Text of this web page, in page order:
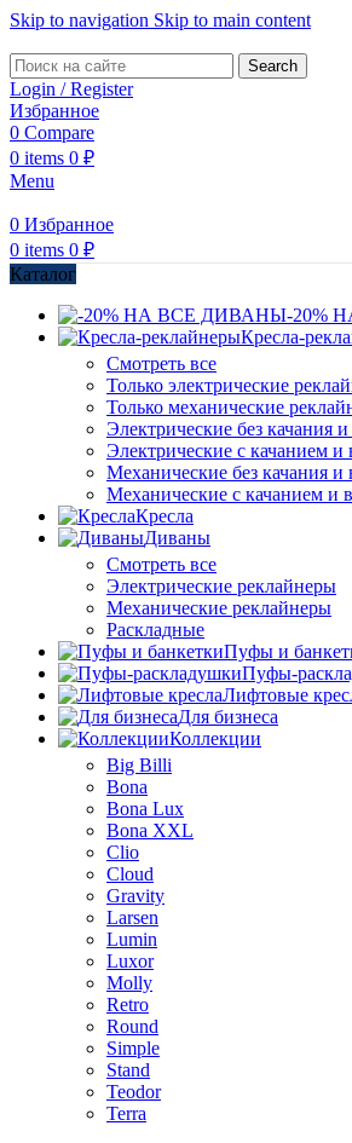
Skip to navigation Skip to main content
Search
Login / Register
Избранное
0 Compare
0 items 0 ₽
Menu
0 Избранное
0 items 0 ₽
Каталог
-20%
Кресла-
Смотреть все
Только электрические
Только механические
Электрические без качания
Электрические с качанием
Механические без качания и
Механические с качанием и
Кресла
Диваны
Смотреть все
Электрические реклайнеры
Механические реклайнеры
Раскладные
Пуфы и
Пуфы-
Лифтовые
Для бизнеса
Коллекции
Big Billi
Bona
Bona Lux
Bona XXL
Clio
Cloud
Gravity
Larsen
Lumin
Luxor
Molly
Retro
Round
Simple
Stand
Teodor
Terra